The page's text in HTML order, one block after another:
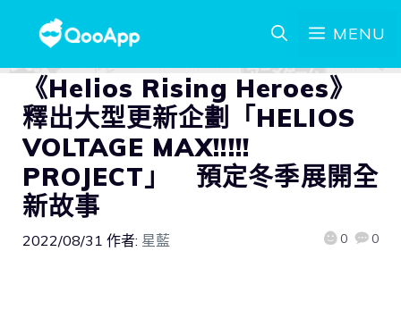
MENU
《Helios Rising Heroes》
釋出大型更新企劃「HELIOS
VOLTAGE MAX!!!!!
PROJECT」 預定冬季展開全
新故事
2022/08/31 作者: 星藍 0 0